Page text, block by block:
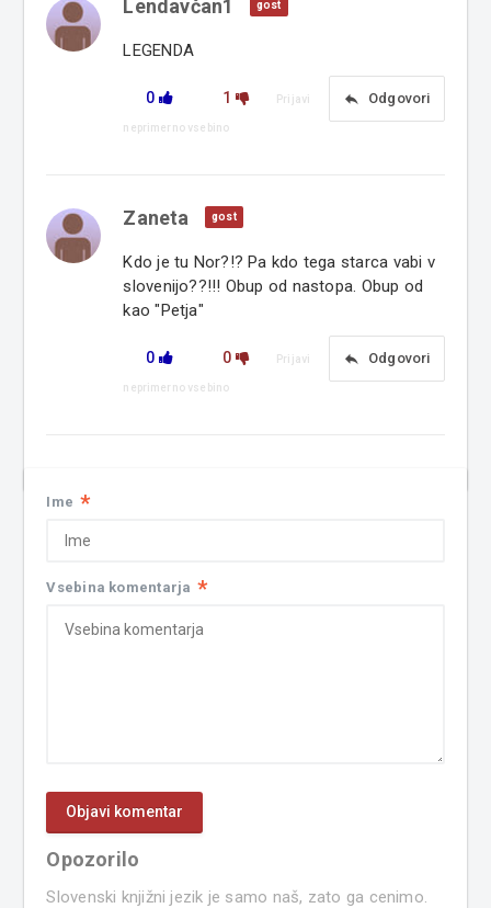
Lendavčan1 gost
LEGENDA
0 1 reply Odgovori
Prijavi
neprimerno vsebino
Zaneta gost
Kdo je tu Nor?!? Pa kdo tega starca vabi v
slovenijo??!!! Obup od nastopa. Obup od
kao "Petja"
0 0 reply Odgovori
Prijavi
neprimerno vsebino
Ime *
Vsebina komentarja *
Opozorilo
Slovenski knjižni jezik je samo naš, zato ga cenimo.